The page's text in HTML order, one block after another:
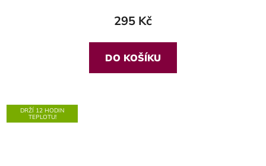
295 Kč
DO KOŠÍKU
DRŽÍ 12 HODIN
TEPLOTU!